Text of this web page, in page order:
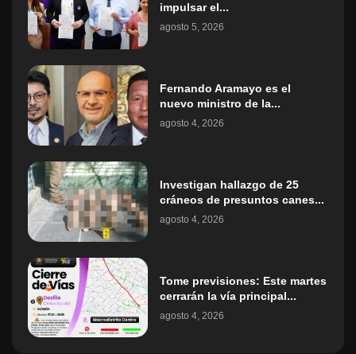
impulsar el...
agosto 5, 2026
Fernando Aramayo es el
nuevo ministro de la...
agosto 4, 2026
Investigan hallazgo de 25
cráneos de presuntos canes...
agosto 4, 2026
Tome previsiones: Este martes
cerrarán la vía principal...
agosto 4, 2026